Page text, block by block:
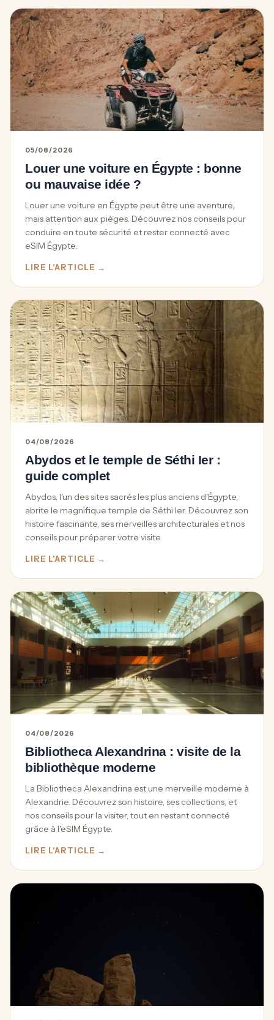
05/08/2026
Louer une voiture en Égypte : bonne
ou mauvaise idée ?
Louer une voiture en Égypte peut être une aventure,
mais attention aux pièges. Découvrez nos conseils pour
conduire en toute sécurité et rester connecté avec
eSIM Égypte.
LIRE L'ARTICLE →
04/08/2026
Abydos et le temple de Séthi Ier :
guide complet
Abydos, l'un des sites sacrés les plus anciens d'Égypte,
abrite le magnifique temple de Séthi Ier. Découvrez son
histoire fascinante, ses merveilles architecturales et nos
conseils pour préparer votre visite.
LIRE L'ARTICLE →
04/08/2026
Bibliotheca Alexandrina : visite de la
bibliothèque moderne
La Bibliotheca Alexandrina est une merveille moderne à
Alexandrie. Découvrez son histoire, ses collections, et
nos conseils pour la visiter, tout en restant connecté
grâce à l'eSIM Égypte.
LIRE L'ARTICLE →